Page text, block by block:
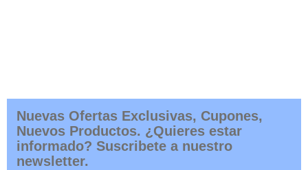
Nuevas Ofertas Exclusivas, Cupones,
Nuevos Productos. ¿Quieres estar
informado? Suscribete a nuestro
newsletter.